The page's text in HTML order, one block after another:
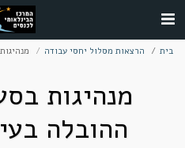
בית הרצאות מסלול יחסי עבודה
מנהיגות
ההובלה